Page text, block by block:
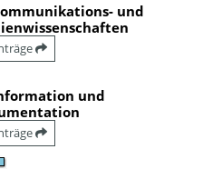
und
und